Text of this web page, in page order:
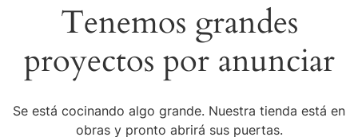
Tenemos grandes
proyectos por anunciar
Se está cocinando algo grande. Nuestra tienda está en
obras y pronto abrirá sus puertas.